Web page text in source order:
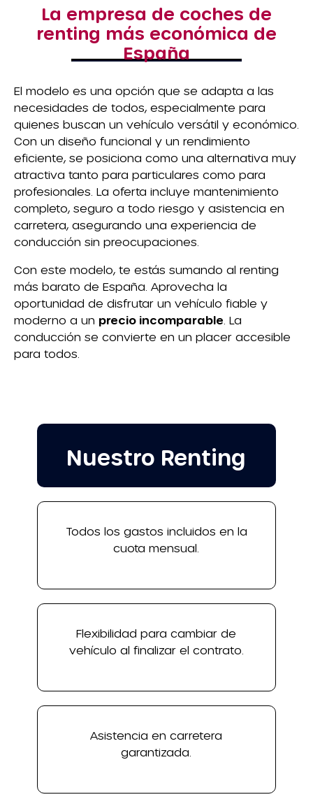
La empresa de coches de
renting más económica de
España
El modelo es una opción que se adapta a las
necesidades de todos, especialmente para
quienes buscan un vehículo versátil y económico.
Con un diseño funcional y un rendimiento
eficiente, se posiciona como una alternativa muy
atractiva tanto para particulares como para
profesionales. La oferta incluye mantenimiento
completo, seguro a todo riesgo y asistencia en
carretera, asegurando una experiencia de
conducción sin preocupaciones.
Con este modelo, te estás sumando al renting
más barato de España. Aprovecha la
oportunidad de disfrutar un vehículo fiable y
moderno a un precio incomparable . La
conducción se convierte en un placer accesible
para todos.
Nuestro Renting
Todos los gastos incluidos en la
cuota mensual.
Flexibilidad para cambiar de
vehículo al finalizar el contrato.
Asistencia en carretera
garantizada.